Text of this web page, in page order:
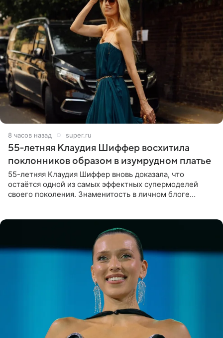
8 часов назад super.ru
55-летняя Клаудия Шиффер восхитила
поклонников образом в изумрудном платье
55-летняя Клаудия Шиффер вновь доказала, что
остаётся одной из самых эффектных супермоделей
своего поколения. Знаменитость в личном блоге